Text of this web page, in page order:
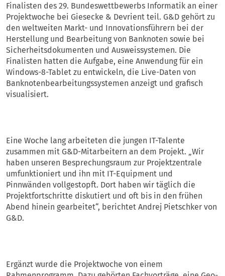
Finalisten des 29. Bundeswettbewerbs Informatik an einer
Projektwoche bei Giesecke & Devrient teil. G&D gehört zu
den weltweiten Markt- und Innovationsführern bei der
Herstellung und Bearbeitung von Banknoten sowie bei
Sicherheitsdokumenten und Ausweissystemen. Die
Finalisten hatten die Aufgabe, eine Anwendung für ein
Windows-8-Tablet zu entwickeln, die Live-Daten von
Banknotenbearbeitungssystemen anzeigt und grafisch
visualisiert.
Eine Woche lang arbeiteten die jungen IT-Talente
zusammen mit G&D-Mitarbeitern an dem Projekt. „Wir
haben unseren Besprechungsraum zur Projektzentrale
umfunktioniert und ihn mit IT-Equipment und
Pinnwänden vollgestopft. Dort haben wir täglich die
Projektfortschritte diskutiert und oft bis in den frühen
Abend hinein gearbeitet“, berichtet Andrej Pietschker von
G&D.
Ergänzt wurde die Projektwoche von einem